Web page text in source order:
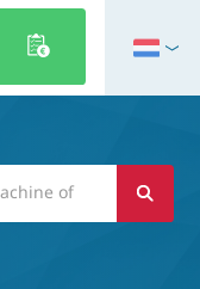
English
Deutsch